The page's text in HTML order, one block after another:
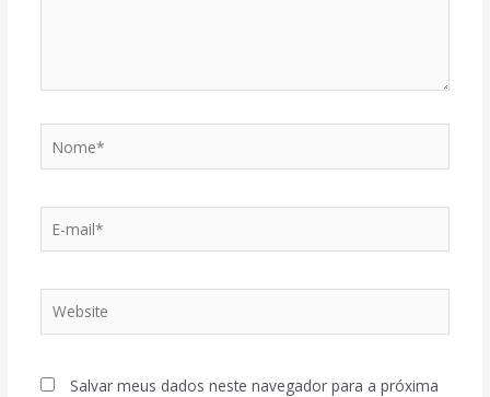
Salvar meus dados neste navegador para a próxima